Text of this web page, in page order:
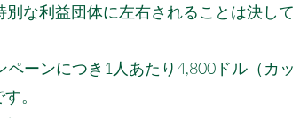
な利益団体に左右されることは決して
ーンにつき1人あたり4,800ドル（カッ
。